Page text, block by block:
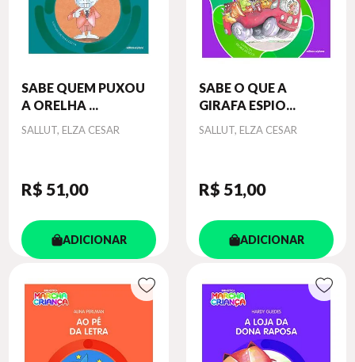
SABE QUEM PUXOU
A ORELHA ...
Autor
SALLUT, ELZA CESAR
R$ 51,00
ADICIONAR
SABE O QUE A
GIRAFA ESPIO...
Autor
SALLUT, ELZA CESAR
R$ 51,00
ADICIONAR